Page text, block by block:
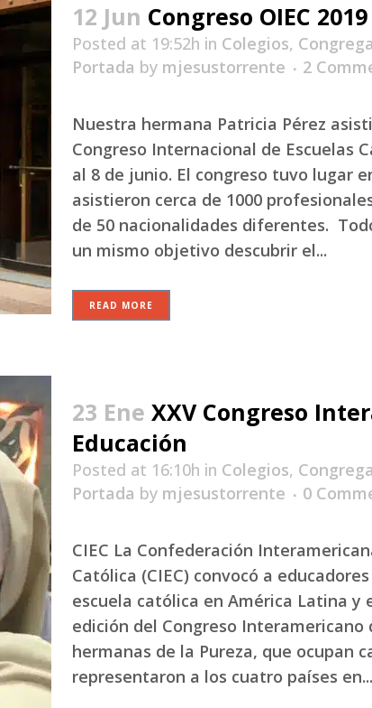
12 Jun Congreso OIEC
Posted at 19:52h in Colegios,
Portada by mjesustorrente 2
Nuestra hermana Patricia Pérez
Congreso Internacional de Escuelas
al 8 de junio. El congreso tuvo lugar
asistieron cerca de 1000
de 50 nacionalidades diferentes.
un mismo objetivo descubrir el...
READ MORE
23 Ene XXV Congreso
Educación
Posted at 16:10h in Colegios,
Portada by mjesustorrente 0
CIEC La Confederación
Católica (CIEC) convocó a
escuela católica en América Latina y
edición del Congreso Interamericano
hermanas de la Pureza, que ocupan
representaron a los cuatro países en...